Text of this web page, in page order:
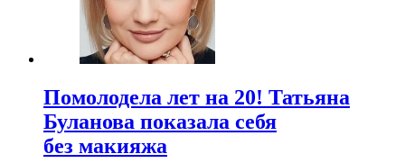
Помолодела лет на 20! Татьяна
Буланова показала себя
без макияжа